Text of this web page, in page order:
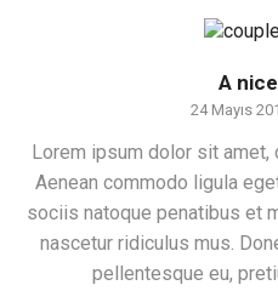
A
24 Mayıs
Lorem ipsum dolor sit
Aenean commodo ligula
sociis natoque penatibus et
nascetur ridiculus mus.
pellentesque eu,